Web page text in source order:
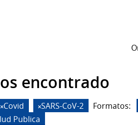
encontrado
Covid SARS-CoV-2 Formatos:
Publica